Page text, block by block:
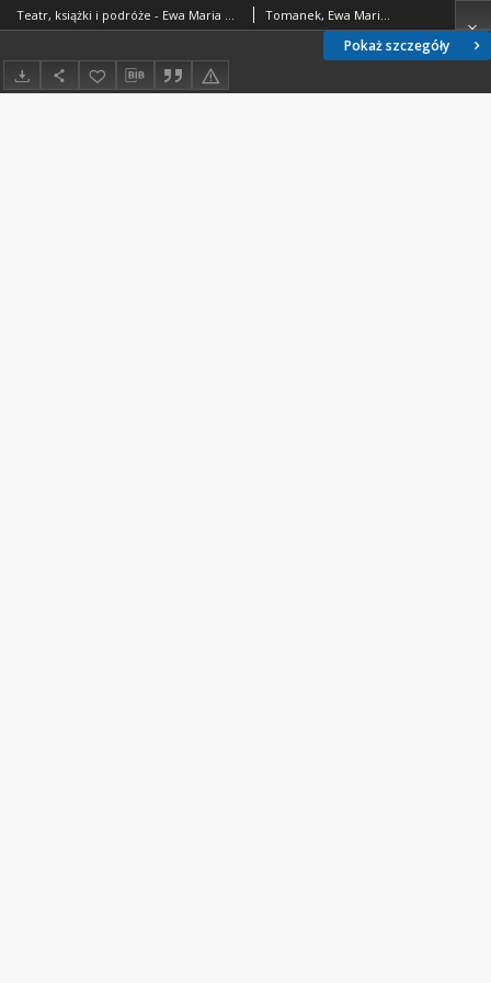
Pokaż szczegóły
Teatr, książki i podróże - Ewa Maria Tomanek - fragment relacji świadka historii [TEKST] Tomanek, Ewa Maria (1953- )